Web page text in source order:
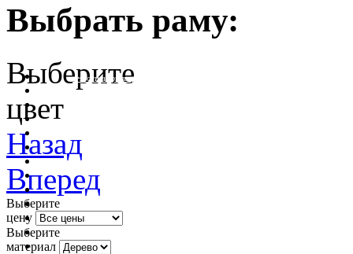
Выбрать раму:
очистить фильтр цвета
Выберите
цвет
Назад
Вперед
Выберите
цену
Выберите
материал